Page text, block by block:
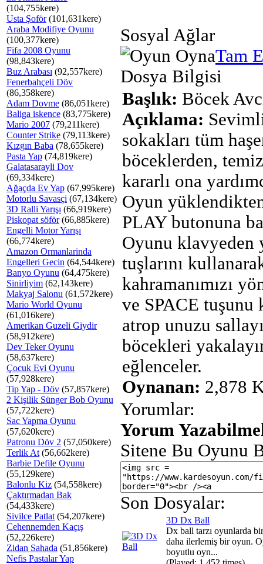
(104,755kere)
Usta Şoför(101,631kere)
Araba Modifiye Oyunu
(100,377kere)
Fifa 2008 Oyunu
(98,843kere)
Buz Arabası (92,557kere)
Fenerbahçeli Döv
(86,358kere)
Adam Dovme (86,051kere)
Baliga iskence (83,775kere)
Mario 2007 (79,211kere)
Counter Strike (79,113kere)
Kızgın Baba (78,655kere)
Pasta Yap (74,819kere)
Galatasarayli Dov
(69,334kere)
Ağaçda Ev Yap (67,995kere)
Motorlu Savasçi (67,134kere)
3D Ralli Yarışı (66,919kere)
Piskopat söför(66,885kere)
Engelli Motor Yarışı
(66,774kere)
Amazon Ormanlarinda
Engelleri Gecin (64,544kere)
Banyo Oyunu (64,475kere)
Sinirliyim (62,143kere)
Makyaj Salonu (61,572kere)
Mario World Oyunu
(61,016kere)
Amerikan Guzeli Giydir
(58,912kere)
Dev Teker Oyunu
(58,637kere)
Çocuk Evi Oyunu
(57,928kere)
Tip Yap - Döv (57,857kere)
2 Kişilik Sünger Bob Oyunu
(57,722kere)
Sac Yapma Oyunu
(57,620kere)
Patronu Döv 2 (57,050kere)
Terlik At (56,662kere)
Barbie Defile Oyunu
(55,129kere)
Balonlu Kiz (54,558kere)
Çaktırmadan Bak
(54,433kere)
Sivilce Patlat (54,207kere)
Cehennemden Kaçış
(52,226kere)
Zidan Sahada (51,856kere)
Nefis Pastalar Yap
Sosyal Ağlar
Tam
Dosya Bilgisi
Başlık: Böcek
Açıklama:
sokakları tüm
böceklerden,
kararlı ona
Oyun
PLAY butonuna
Oyunu klavyeden
tuşlarını
kahramanımızı
ve SPACE tuşunu
atrop unuzu
böcekleri
eğlenceler.
Oynanan: 2,878
Yorumlar:
Yorum
Sitene Bu Oyunu
Son Dosyalar:
3D Dx Ball
Dx ball tarzı oyunlarda
daha ilerlemiş bir oyun.
boyutlu oyn...